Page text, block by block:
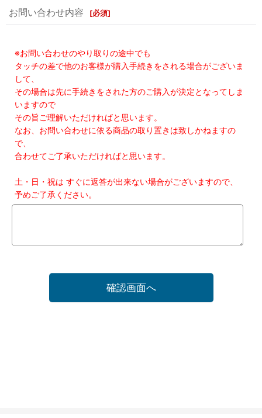
お問い合わせ内容 [必須]
※お問い合わせのやり取りの途中でも
タッチの差で他のお客様が購入手続きをされる場合がございま
して、
その場合は先に手続きをされた方のご購入が決定となってしま
いますので
その旨ご理解いただければと思います。
なお、お問い合わせに依る商品の取り置きは致しかねますの
で、
合わせてご了承いただければと思います。
土・日・祝は すぐに返答が出来ない場合がございますので、
予めご了承ください。
確認画面へ